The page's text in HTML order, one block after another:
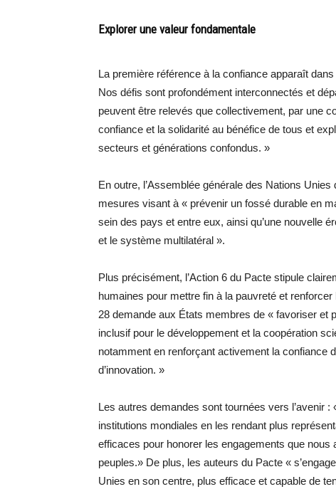
Explorer une valeur fondamentale
La première référence à la confiance apparaît
Nos défis sont profondément interconnectés et
peuvent être relevés que collectivement, par une
confiance et la solidarité au bénéfice de tous et
secteurs et générations confondus. »
En outre, l’Assemblée générale des Nations
mesures visant à « prévenir un fossé durable en
sein des pays et entre eux, ainsi qu’une nouvelle
et le système multilatéral ».
Plus précisément, l’Action 6 du Pacte stipule
humaines pour mettre fin à la pauvreté et
28 demande aux États membres de « favoriser et
inclusif pour le développement et la coopération
notamment en renforçant activement la confiance
d’innovation. »
Les autres demandes sont tournées vers l’avenir
institutions mondiales en les rendant plus
efficaces pour honorer les engagements que
peuples.» De plus, les auteurs du Pacte «
Unies en son centre, plus efficace et capable de